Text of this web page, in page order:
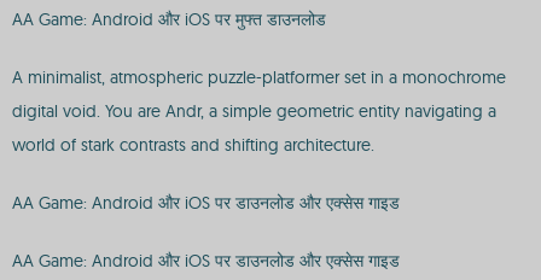
AA Game: Android और iOS पर मुफ्त डाउनलोड
A minimalist, atmospheric puzzle-platformer set in a monochrome
digital void. You are Andr, a simple geometric entity navigating a
world of stark contrasts and shifting architecture.
AA Game: Android और iOS पर डाउनलोड और एक्सेस गाइड
AA Game: Android और iOS पर डाउनलोड और एक्सेस गाइड